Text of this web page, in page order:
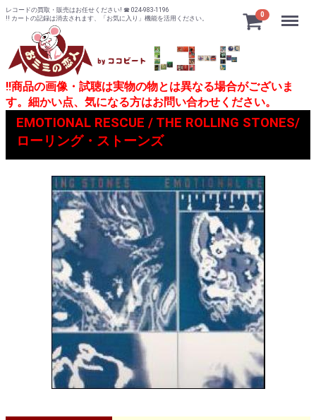
レコードの買取・販売はお任せください! ☎ 024-983-1196
!! カートの記録は消去されます、「お気に入り」機能を活用ください。
0 Menu
!!商品の画像・試聴は実物の物とは異なる場合がございま
す。細かい点、気になる方はお問い合わせください。
EMOTIONAL RESCUE / THE ROLLING STONES/
ローリング・ストーンズ